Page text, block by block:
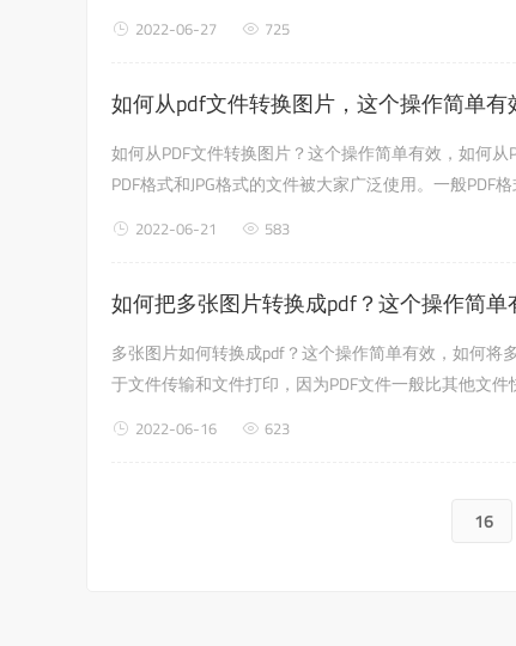
2022-06-27 725
如何从pdf文件转换图片，这个操作简单有
如何从PDF文件转换图片？这个操作简单有效，如何
PDF格式和JPG格式的文件被大家广泛使用。一般
2022-06-21 583
如何把多张图片转换成pdf？这个操作简单
多张图片如何转换成pdf？这个操作简单有效，如何将
于文件传输和文件打印，因为PDF文件一般比其他文
2022-06-16 623
16